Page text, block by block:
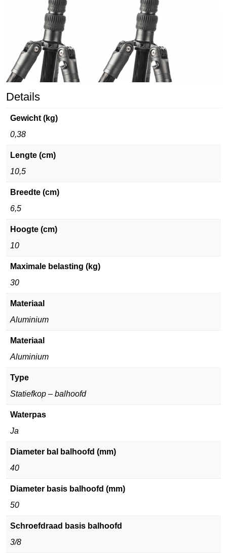
Details
Gewicht (kg)
0,38
Lengte (cm)
10,5
Breedte (cm)
6,5
Hoogte (cm)
10
Maximale belasting (kg)
30
Materiaal
Aluminium
Materiaal
Aluminium
Type
Statiefkop – balhoofd
Waterpas
Ja
Diameter bal balhoofd (mm)
40
Diameter basis balhoofd (mm)
50
Schroefdraad basis balhoofd
3/8